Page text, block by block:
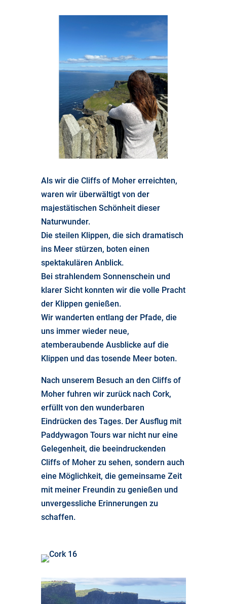
Als wir die Cliffs of Moher erreichten,
waren wir überwältigt von der
majestätischen Schönheit dieser
Naturwunder.
Die steilen Klippen, die sich dramatisch
ins Meer stürzen, boten einen
spektakulären Anblick.
Bei strahlendem Sonnenschein und
klarer Sicht konnten wir die volle Pracht
der Klippen genießen.
Wir wanderten entlang der Pfade, die
uns immer wieder neue,
atemberaubende Ausblicke auf die
Klippen und das tosende Meer boten.
Nach unserem Besuch an den Cliffs of
Moher fuhren wir zurück nach Cork,
erfüllt von den wunderbaren
Eindrücken des Tages. Der Ausflug mit
Paddywagon Tours war nicht nur eine
Gelegenheit, die beeindruckenden
Cliffs of Moher zu sehen, sondern auch
eine Möglichkeit, die gemeinsame Zeit
mit meiner Freundin zu genießen und
unvergessliche Erinnerungen zu
schaffen.